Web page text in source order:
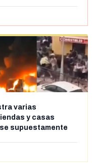
varias
y casas
supuestamente